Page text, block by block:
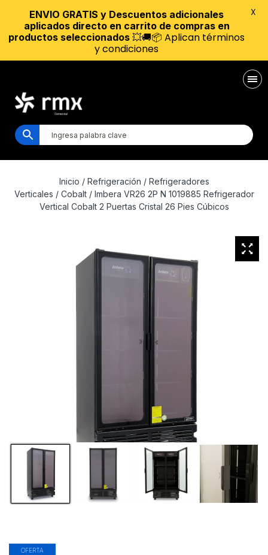
Inicio / Refrigeración / Refrigeradores
Verticales / Cobalt/ Imbera VR26 2P N 1019885 Refrigerador
Vertical Cobalt 2 Puertas Cristal 26 Pies Cúbicos
OFERTA
ENVIO GRATIS y Descuentos adicionales
aplicados directo en carrito de compras en
productos seleccionados 💥🚚📦 Aplican términos
y condiciones
X